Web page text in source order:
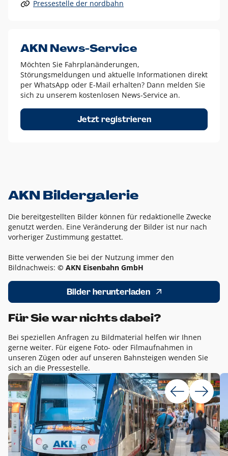
Alle anderen Logo-Varianten dürfen nur in Ausnahmefällen
Diese Ausnahmen sind zum Beispiel:
dem AKN Blau,
weißes Logo auf Fotohintergründen,
schwarzes Logo für reine Schwarz-Weiß-Umsetzungen
Um das Logo herum muss ein Schutzraum von jeweils einer
Höhe bzw. Breite des N aus AKN in alle Richtungen
Pressestelle der nordbahn
AKN News-Service
Möchten Sie Fahrplanänderungen,
Störungsmeldungen und aktuelle Informationen direkt
per WhatsApp oder E-Mail erhalten? Dann melden Sie
sich zu unserem kostenlosen News-Service an.
Jetzt registrieren
AKN Bildergalerie
Die bereitgestellten Bilder können für redaktionelle Zwecke
genutzt werden. Eine Veränderung der Bilder ist nur nach
vorheriger Zustimmung gestattet.
Bitte verwenden Sie bei der Nutzung immer den
Bildnachweis: © AKN Eisenbahn GmbH
Bilder herunterladen
Für Sie war nichts dabei?
Bei speziellen Anfragen zu Bildmaterial helfen wir Ihnen
gerne weiter. Für eigene Foto- oder Filmaufnahmen in
unseren Zügen oder auf unseren Bahnsteigen wenden Sie
sich an die Pressestelle.